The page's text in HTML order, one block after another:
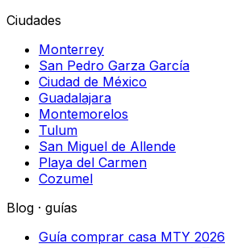
Ciudades
Monterrey
San Pedro Garza García
Ciudad de México
Guadalajara
Montemorelos
Tulum
San Miguel de Allende
Playa del Carmen
Cozumel
Blog · guías
Guía comprar casa MTY 2026